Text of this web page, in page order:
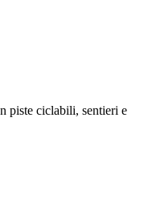
piste ciclabili, sentieri e